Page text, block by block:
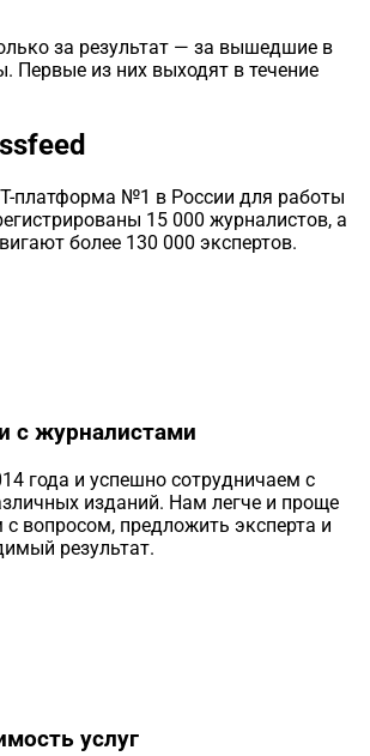
за результат — за вышедшие в
Первые из них выходят в течение
платформа №1 в России для работы
15 000 журналистов, а
более 130 000 экспертов.
с журналистами
года и успешно сотрудничаем с
изданий. Нам легче и проще
вопросом, предложить эксперта и
результат.
услуг